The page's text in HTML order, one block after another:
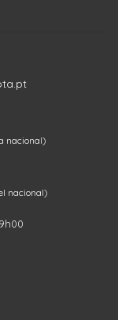
nacional)
nacional)